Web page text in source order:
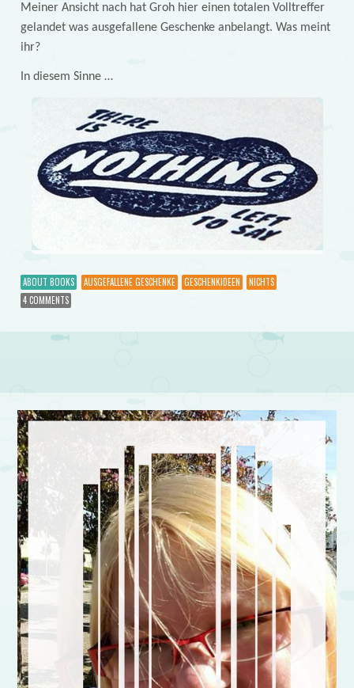
Meiner Ansicht nach hat Groh hier einen totalen Volltreffer
gelandet was ausgefallene Geschenke anbelangt. Was meint
ihr?
In diesem Sinne …
ABOUT BOOKS AUSGEFALLENE GESCHENKE GESCHENKIDEEN
NICHTS
4 COMMENTS
Post navigation